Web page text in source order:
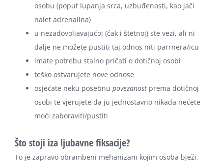
osobu (poput lupanja srca, uzbuđenosti, kao jači
nalet adrenalina)
u nezadovoljavajućoj (čak i štetnoj) ste vezi, ali ni
dalje ne možete pustiti taj odnos niti parrnera/icu
imate potrebu stalno pričati o dotičnoj osobi
teško ostvarujete nove odnose
osjećate neku posebnu povezanost prema dotičnoj
osobi te vjerujete da ju jednostavno nikada nećete
moći zaboraviti/pustiti
Što stoji iza ljubavne fiksacije?
To je zapravo obrambeni mehanizam kojim osoba bježi,